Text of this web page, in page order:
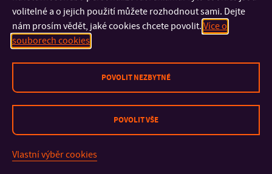
RYCHLÉ ODKAZY
© 2026 Univerzita Tomáše Bati ve Zlíně
volitelné a o jejich použití můžete rozhodnout sami. Dejte
nám prosím vědět, jaké cookies chcete povolit. Více o
souborech cookies
POVOLIT NEZBYTNÉ
POVOLIT VŠE
Vlastní výběr cookies